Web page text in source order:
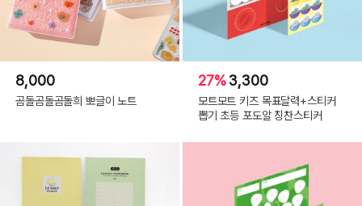
8,000
곰돌곰돌곰돌희 뽀글이 노트
27%3,300
모트모트 키즈 목표달력+스티커
뽑기 초등 포도알 칭찬스티커